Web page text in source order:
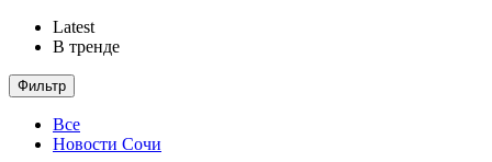
Latest
В тренде
Фильтр
Все
Новости Сочи